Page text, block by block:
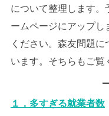
について整理します。
ームページにアップし
ください。森友問題
います。そちらもご覧
１．多すぎる就業者数